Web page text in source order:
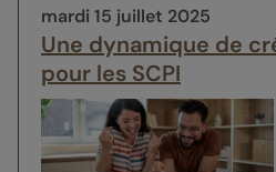
mardi 15 juillet 2025
Une dynamique de
pour les SCPI